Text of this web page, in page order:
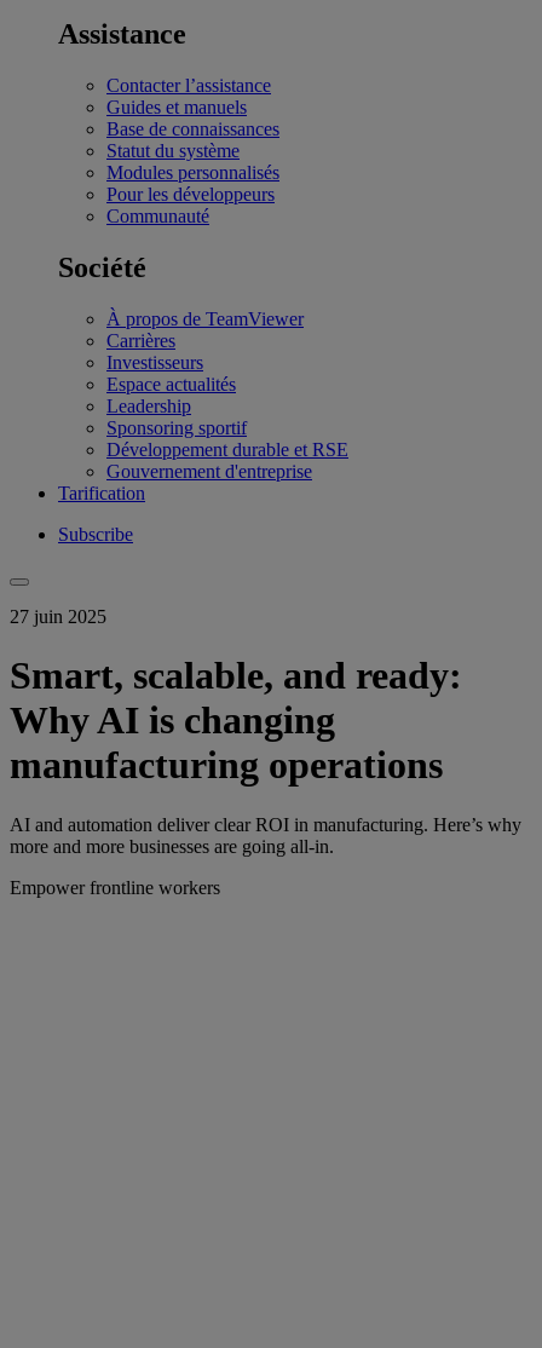
Assistance
Contacter l’assistance
Guides et manuels
Base de connaissances
Statut du système
Modules personnalisés
Pour les développeurs
Communauté
Société
À propos de TeamViewer
Carrières
Investisseurs
Espace actualités
Leadership
Sponsoring sportif
Développement durable et RSE
Gouvernement d'entreprise
Tarification
Subscribe
27 juin 2025
Smart, scalable, and ready:
Why AI is changing
manufacturing operations
AI and automation deliver clear ROI in manufacturing. Here’s why
more and more businesses are going all-in.
Empower frontline workers